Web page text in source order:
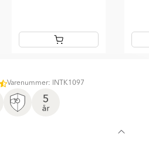
Varenummer: INTK1097